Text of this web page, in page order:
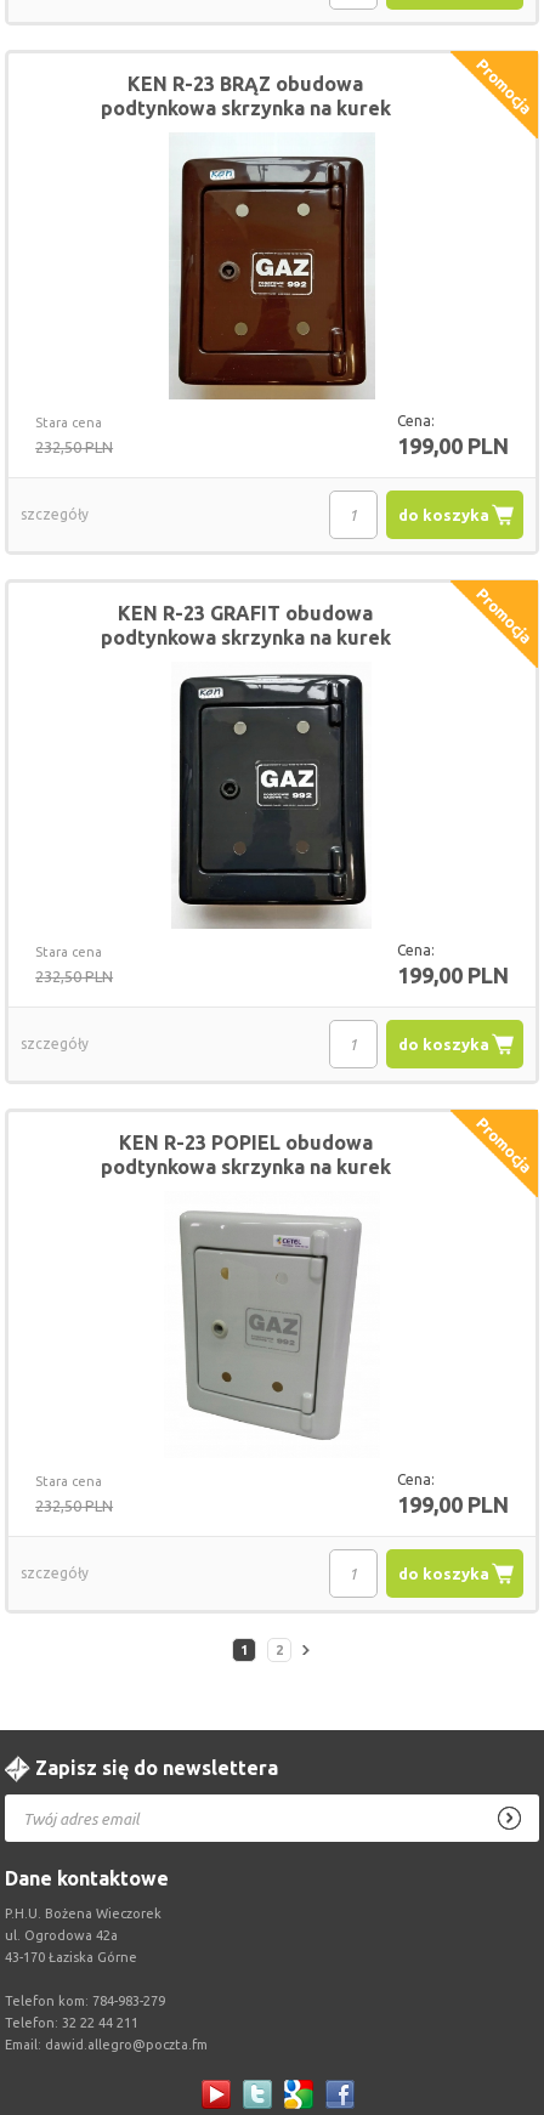
Stara cena
232,50 PLN
Cena:
199,00 PLN
KEN R-23 BRĄZ obudowa
podtynkowa skrzynka na kurek
do koszyka
szczegóły
Stara cena
232,50 PLN
Cena:
199,00 PLN
KEN R-23 GRAFIT obudowa
podtynkowa skrzynka na kurek
do koszyka
szczegóły
Stara cena
232,50 PLN
Cena:
199,00 PLN
KEN R-23 POPIEL obudowa
podtynkowa skrzynka na kurek
do koszyka
szczegóły
1 2
Zapisz się do newslettera
Dane kontaktowe
P.H.U. Bożena Wieczorek
ul. Ogrodowa 42a
43-170 Łaziska Górne
Telefon kom: 784-983-279
Telefon: 32 22 44 211
Email: dawid.allegro@poczta.fm